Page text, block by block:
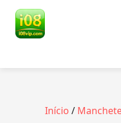
Início /